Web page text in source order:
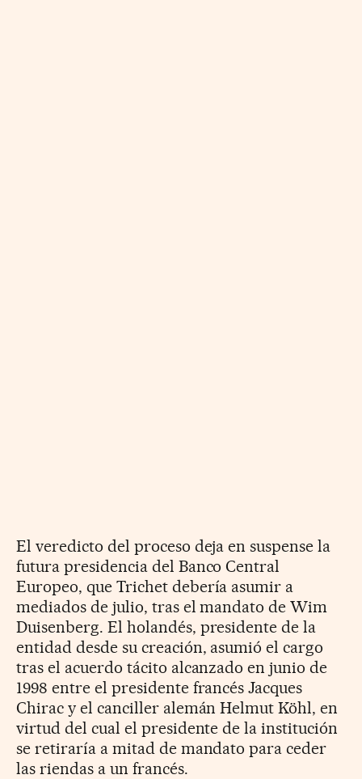
El veredicto del proceso deja en suspense la
futura presidencia del Banco Central
Europeo, que Trichet debería asumir a
mediados de julio, tras el mandato de Wim
Duisenberg. El holandés, presidente de la
entidad desde su creación, asumió el cargo
tras el acuerdo tácito alcanzado en junio de
1998 entre el presidente francés Jacques
Chirac y el canciller alemán Helmut Köhl, en
virtud del cual el presidente de la institución
se retiraría a mitad de mandato para ceder
las riendas a un francés.